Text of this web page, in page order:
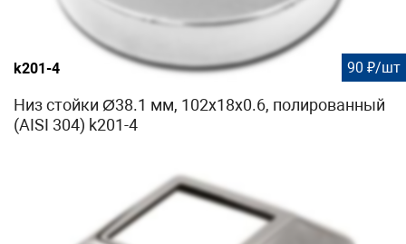
k201-4 90 ₽/шт
Низ стойки Ø38.1 мм, 102х18х0.6, полированный
(AISI 304) k201-4